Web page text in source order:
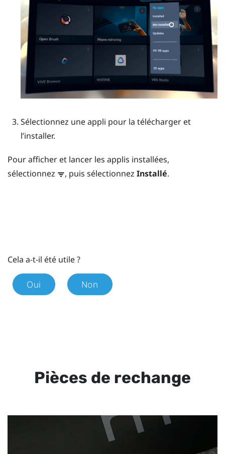
Sélectionnez une appli pour la télécharger et
l’installer.
Pour afficher et lancer les applis installées,
sélectionnez
, puis sélectionnez Installé.
Cela a-t-il été utile ?
Oui Non
Pièces de rechange